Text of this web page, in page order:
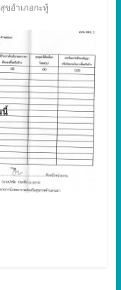
ขอำเภอกะทู้